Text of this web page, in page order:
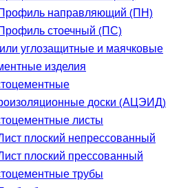
направляющий (ПН)
стоечный (ПС)
углозащитные и маячковые
изделия
доски (АЦЭИД)
листы
плоский непрессованный
плоский прессованный
трубы